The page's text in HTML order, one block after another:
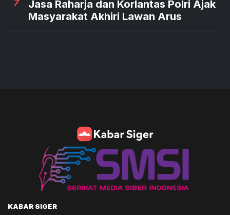
7
Jasa Raharja dan Korlantas Polri Ajak
Masyarakat Akhiri Lawan Arus
KABAR SIGER